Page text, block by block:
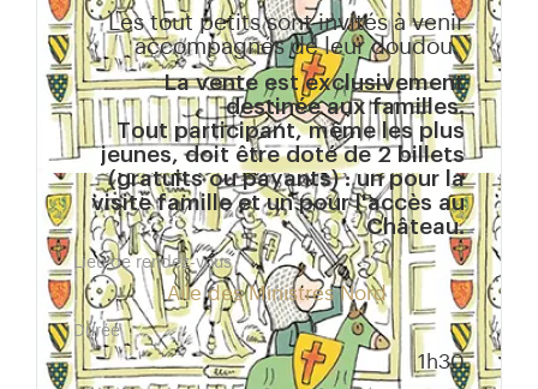
Les tout petits sont invités à venir
accompagnés de leur doudou.
La vente est exclusivement
destinée aux familles.
Tout participant, même les plus
jeunes, doit être doté de 2 billets
(gratuits ou payants) : un pour la
visite famille et un pour l'accès au
Château.
Lieu de rendez-vous
Aile des Ministres Nord
Durée
1h30